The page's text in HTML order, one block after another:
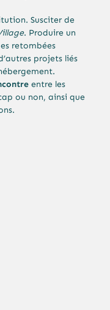
Susciter de
. Produire un
retombées
projets liés
entre les
ou non, ainsi que